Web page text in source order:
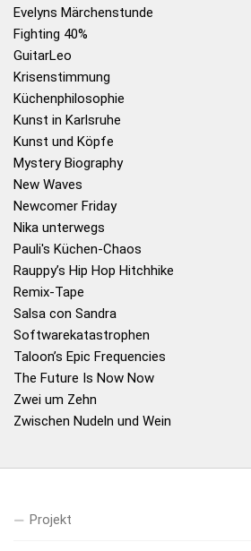
Evelyns Märchenstunde
Fighting 40%
GuitarLeo
Krisenstimmung
Küchenphilosophie
Kunst in Karlsruhe
Kunst und Köpfe
Mystery Biography
New Waves
Newcomer Friday
Nika unterwegs
Pauli's Küchen-Chaos
Rauppy’s Hip Hop Hitchhike
Remix-Tape
Salsa con Sandra
Softwarekatastrophen
Taloon’s Epic Frequencies
The Future Is Now Now
Zwei um Zehn
Zwischen Nudeln und Wein
Projekt